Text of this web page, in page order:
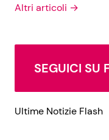
Altri articoli →
SEGUICI SU
Ultime Notizie Flash